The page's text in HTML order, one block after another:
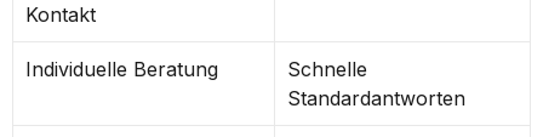
Kontakt
Individuelle Beratung
Schnelle
Standardantworten